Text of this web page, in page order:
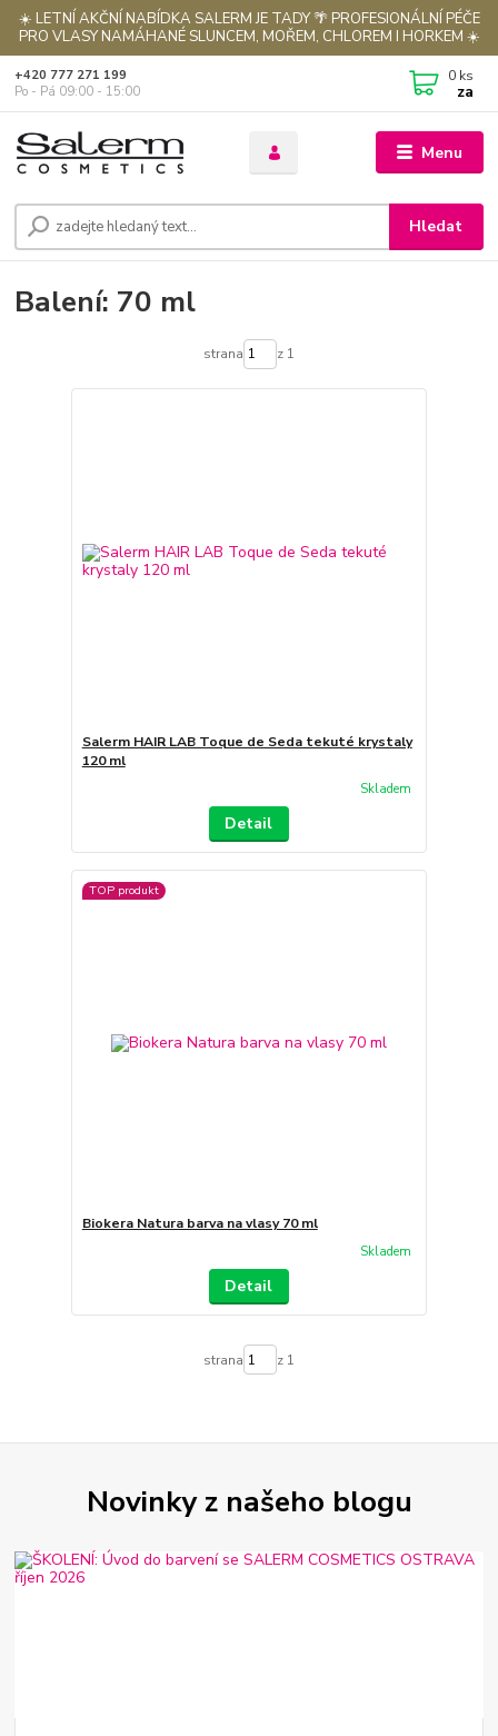
☀️ LETNÍ AKČNÍ NABÍDKA SALERM JE TADY 🌴 PROFESIONÁLNÍ PÉČE
PRO VLASY NAMÁHANÉ SLUNCEM, MOŘEM, CHLOREM I HORKEM ☀️
Menu
Hledat
+420 777 271 199
Po - Pá 09:00 - 15:00
0 ks
za
Balení: 70 ml
strana z 1
Salerm HAIR LAB Toque de Seda tekuté krystaly
120 ml
Skladem
Detail
TOP produkt
Biokera Natura barva na vlasy 70 ml
Skladem
Detail
strana z 1
Novinky z našeho blogu